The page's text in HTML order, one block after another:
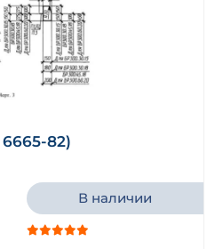
82)
В наличии